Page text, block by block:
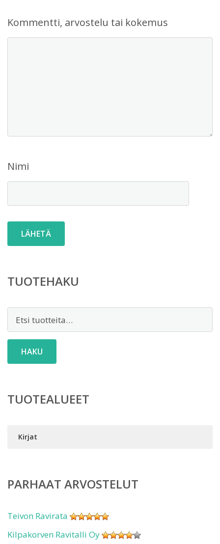
Kommentti, arvostelu tai kokemus
Nimi
TUOTEHAKU
HAKU
TUOTEALUEET
Kirjat
PARHAAT ARVOSTELUT
Teivon Ravirata
Kilpakorven Ravitalli Oy